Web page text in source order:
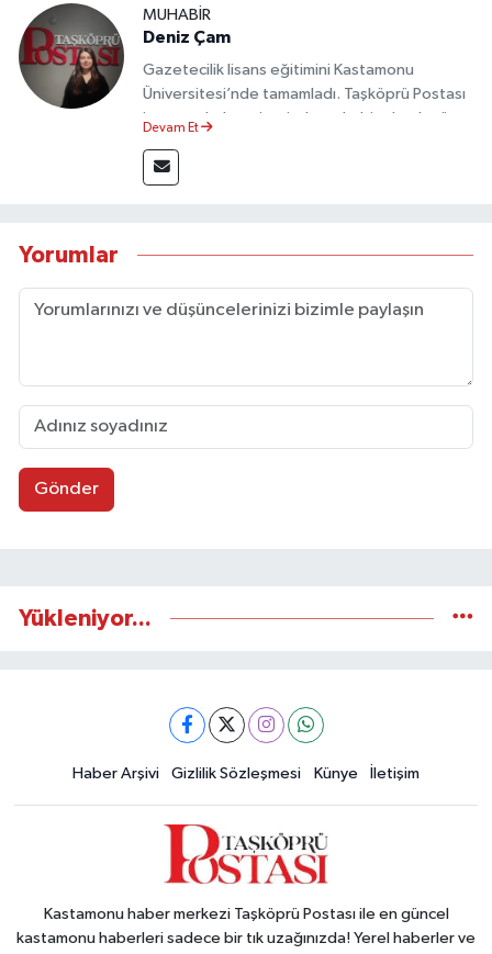
MUHABİR
Deniz Çam
Gazetecilik lisans eğitimini Kastamonu
Üniversitesi’nde tamamladı. Taşköprü Postası
internet haber sitesinde muhabir olarak görev
Devam Et
Yorumlar
Gönder
Yükleniyor...
Haber Arşivi Gizlilik Sözleşmesi Künye İletişim
Kastamonu haber merkezi Taşköprü Postası ile en güncel
kastamonu haberleri sadece bir tık uzağınızda! Yerel haberler ve